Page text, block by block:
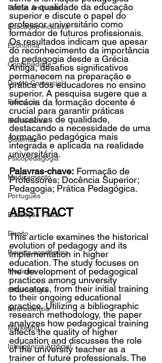
Perícia Ambiental
Educação inclusiva
Economia
Contabilidade
Direito Comercial
Farmácia
Biomedicina
Sistemas
Psicopedagogia
Medicamento
Português
Educação Física
Direito
Revista acadêmica
Medicina
Oftalmologia
Neurociência
Marketing
Inteligência Artificial
afeta a qualidade da educação
superior e discute o papel do
professor universitário como
formador de futuros profissionais.
Os resultados indicam que apesar
do reconhecimento da importância
da pedagogia desde a Grécia
Antiga, desafios significativos
permanecem na preparação e
prática dos educadores no ensino
superior. A pesquisa sugere que a
eficácia da formação docente é
crucial para garantir práticas
educativas de qualidade,
destacando a necessidade de uma
formação pedagógica mais
integrada e aplicada na realidade
universitária.
Palavras-chave: Formação de
Professores; Docência Superior;
Pedagogia; Prática Pedagógica.
ABSTRACT
This article examines the historical
evolution of pedagogy and its
implementation in higher
education. The study focuses on
the development of pedagogical
practices among university
educators, from their initial training
to their ongoing educational
practice. Utilizing a bibliographic
research methodology, the paper
analyzes how pedagogical training
affects the quality of higher
education and discusses the role
of the university teacher as a
trainer of future professionals. The